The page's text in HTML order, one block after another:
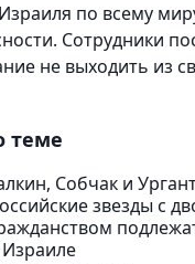
по всему
Сотрудники
не выходить из
теме
Собчак и
звезды с
Израиле